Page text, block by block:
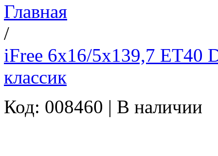
Главная
/
iFree 6x16/5x139,7 ET40
классик
Код: 008460 | В наличии